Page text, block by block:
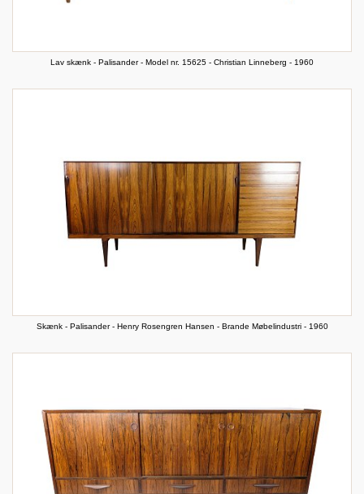
Lav skænk - Palisander - Model nr. 15625 - Christian Linneberg - 1960
Skænk - Palisander - Henry Rosengren Hansen - Brande Møbelindustri - 1960